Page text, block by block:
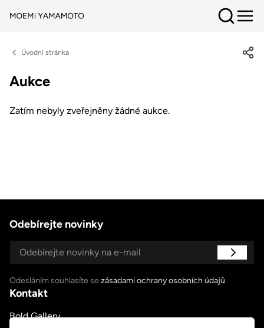
Úvodní stránka
Aukce
Zatím nebyly zveřejněny žádné aukce.
Odebírejte novinky
Odesláním souhlasíte se zásadami ochrany osobních údajů
Kontakt
Bold Gallery